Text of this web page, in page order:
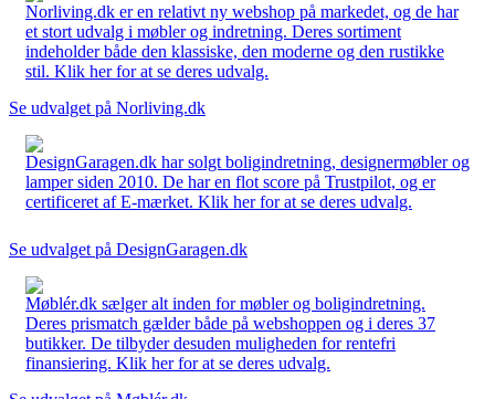
Norliving.dk er en relativt ny webshop på markedet, og de har
et stort udvalg i møbler og indretning. Deres sortiment
indeholder både den klassiske, den moderne og den rustikke
stil. Klik her for at se deres udvalg.
Se udvalget på Norliving.dk
DesignGaragen.dk har solgt boligindretning, designermøbler og
lamper siden 2010. De har en flot score på Trustpilot, og er
certificeret af E-mærket. Klik her for at se deres udvalg.
Se udvalget på DesignGaragen.dk
Møblér.dk sælger alt inden for møbler og boligindretning.
Deres prismatch gælder både på webshoppen og i deres 37
butikker. De tilbyder desuden muligheden for rentefri
finansiering. Klik her for at se deres udvalg.